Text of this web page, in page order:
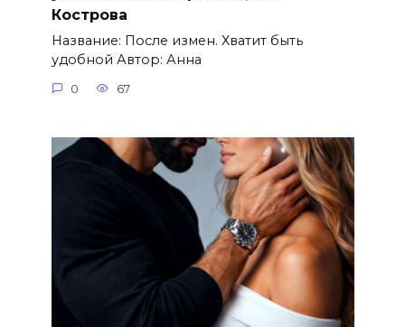
Кострова
Название: После измен. Хватит быть
удобной Автор: Анна
0 67